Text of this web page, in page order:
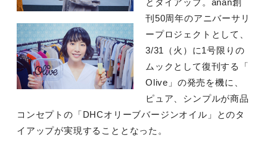
とタイアップ。anan創
刊50周年のアニバーサリ
ープロジェクトとして、
3/31（火）に1号限りの
ムックとして復刊する「
Olive」の発売を機に、
ピュア、シンプルが商品
コンセプトの「DHCオリーブバージンオイル」とのタ
イアップが実現することとなった。